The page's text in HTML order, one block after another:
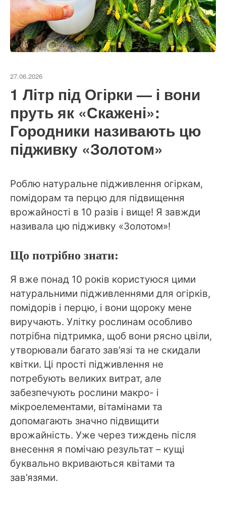
27.06.2026
1 Літр під Огірки — і вони
пруть як «Скажені»:
Городники називають цю
підживку «Золотом»
Роблю натуральне підживлення огіркам,
помідорам та перцю для підвищення
врожайності в 10 разів і вище! Я завжди
називала цю підживку «Золотом»!
Що потрібно знати:
Я вже понад 10 років користуюся цими
натуральними підживленнями для огірків,
помідорів і перцю, і вони щороку мене
виручають. Улітку рослинам особливо
потрібна підтримка, щоб вони рясно цвіли,
утворювали багато зав’язі та не скидали
квітки. Ці прості підживлення не
потребують великих витрат, але
забезпечують рослини макро- і
мікроелементами, вітамінами та
допомагають значно підвищити
врожайність. Уже через тиждень після
внесення я помічаю результат – кущі
буквально вкриваються квітами та
зав’язями.